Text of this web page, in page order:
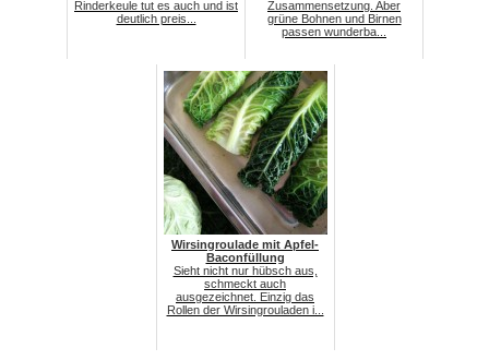
Rinderkeule tut es auch und ist
deutlich preis...
Zusammensetzung. Aber
grüne Bohnen und Birnen
passen wunderba...
Wirsingroulade mit Apfel-
Baconfüllung
Sieht nicht nur hübsch aus,
schmeckt auch
ausgezeichnet. Einzig das
Rollen der Wirsingrouladen i...